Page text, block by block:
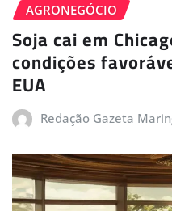
AGRONEGÓCIO
Soja cai em
condições
EUA
Redação Gazeta